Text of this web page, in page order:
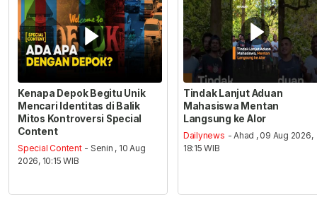
Kenapa Depok Begitu Unik
Mencari Identitas di Balik
Mitos Kontroversi Special
Content
Special Content - Senin , 10 Aug
2026, 10:15 WIB
Tindak Lanjut Aduan
Mahasiswa Mentan
Langsung ke Alor
Dailynews - Ahad , 09 Aug 2026,
18:15 WIB